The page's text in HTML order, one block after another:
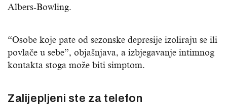
Albers-Bowling.
“Osobe koje pate od sezonske depresije izoliraju se ili
povlače u sebe”, objašnjava, a izbjegavanje intimnog
kontakta stoga može biti simptom.
Zalijepljeni ste za telefon